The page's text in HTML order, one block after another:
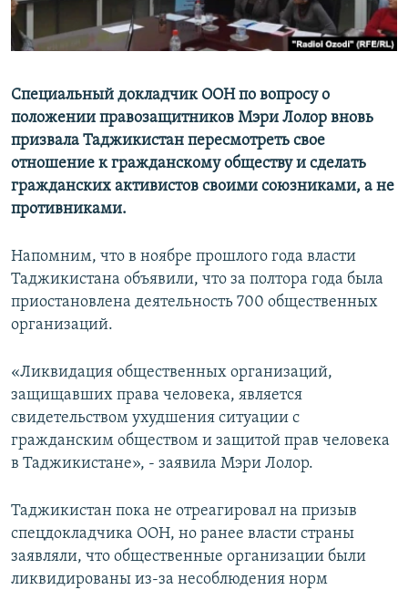
Специальный докладчик ООН по вопросу о
положении правозащитников Мэри Лолор вновь
призвала Таджикистан пересмотреть свое
отношение к гражданскому обществу и сделать
гражданских активистов своими союзниками, а не
противниками.
Напомним, что в ноябре прошлого года власти
Таджикистана объявили, что за полтора года была
приостановлена деятельность 700 общественных
организаций.
«Ликвидация общественных организаций,
защищавших права человека, является
свидетельством ухудшения ситуации с
гражданским обществом и защитой прав человека
в Таджикистане», - заявила Мэри Лолор.
Таджикистан пока не отреагировал на призыв
спецдокладчика ООН, но ранее власти страны
заявляли, что общественные организации были
ликвидированы из-за несоблюдения норм